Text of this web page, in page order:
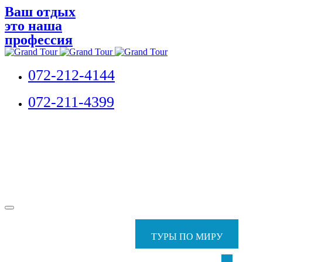
Ваш отдых
это наша
профессия
072-212-4144
072-211-4399
ТУРЫ ПО МИРУ